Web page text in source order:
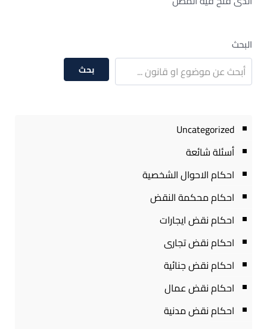
البحث
بحث
Uncategorized
أسئلة شائعة
احكام الاحوال الشخصية
احكام محكمة النقض
احكام نقض ايجارات
احكام نقض تجارى
احكام نقض جنائية
احكام نقض عمال
احكام نقض مدنية